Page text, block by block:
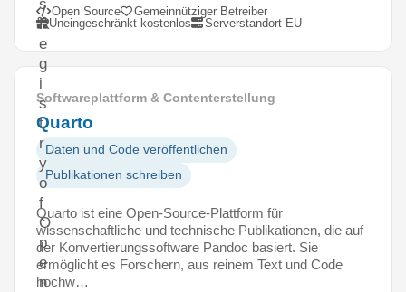
s
R
e
g
i
s
t
r
y
o
f
O
p
e
n
Open Source
Gemeinnütziger Betreiber
Uneingeschränkt kostenlos
Serverstandort EU
Softwareplattform & Contenterstellung
Quarto
Daten und Code veröffentlichen
Publikationen schreiben
Quarto ist eine Open-Source-Plattform für
wissenschaftliche und technische Publikationen, die auf
der Konvertierungssoftware Pandoc basiert. Sie
ermöglicht es Forschern, aus reinem Text und Code
hochw…